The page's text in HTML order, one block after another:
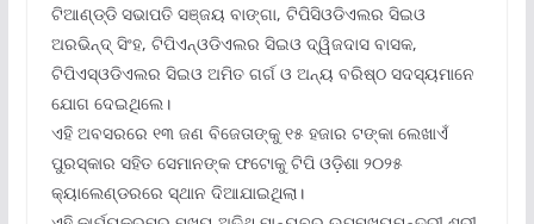
ଟିଆଣ୍ଡ୍‌ଡି ସଭାପତି ସଞ୍ଜୟ ବାଙ୍ଗା, ଟିପିସିଓଡିଏଲର ସିଇଓ
ଅରଭିନ୍ଦ୍ ସିଂହ, ଟିପିଏନ୍‌ଓଡିଏଲର ସିଇଓ ଦ୍ୱିଜଦାସ ବାସକ,
ଟିପିଏସ୍‌ଓଡିଏଲର ସିଇଓ ଅମିତ ଗର୍ଗ ଓ ଅନ୍ୟ ବରିଷ୍ଠ ସଦସ୍ୟମାନେ
ଯୋଗ ଦେଇଥିଲେ।
ଏହି ଅବସରରେ ୧୩ ଜଣ ବିଜେତାଙ୍କୁ ୧୫ ହଜାର ଟଙ୍କା ଲେଖାଏଁ
ପୁରସ୍କାର ସହିତ ସେମାନଙ୍କ ଫଟୋକୁ ଟିପି ଓଡ଼ିଶା ୨୦୨୫
କ୍ୟାଲେଣ୍ଡରରେ ସ୍ଥାନ ଦିଆଯାଇଥିଲା।